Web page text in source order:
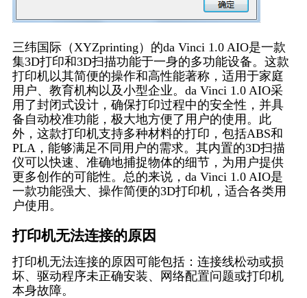
三纬国际（XYZprinting）的da Vinci 1.0 AIO是一款
集3D打印和3D扫描功能于一身的多功能设备。这款
打印机以其简便的操作和高性能著称，适用于家庭
用户、教育机构以及小型企业。da Vinci 1.0 AIO采
用了封闭式设计，确保打印过程中的安全性，并具
备自动校准功能，极大地方便了用户的使用。此
外，这款打印机支持多种材料的打印，包括ABS和
PLA，能够满足不同用户的需求。其内置的3D扫描
仪可以快速、准确地捕捉物体的细节，为用户提供
更多创作的可能性。总的来说，da Vinci 1.0 AIO是
一款功能强大、操作简便的3D打印机，适合各类用
户使用。
打印机无法连接的原因
打印机无法连接的原因可能包括：连接线松动或损
坏、驱动程序未正确安装、网络配置问题或打印机
本身故障。